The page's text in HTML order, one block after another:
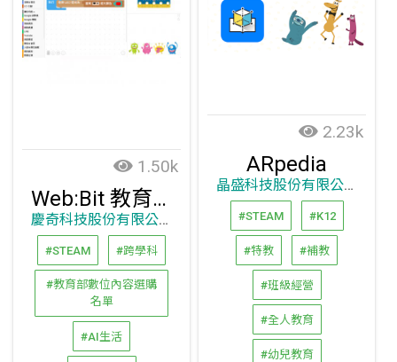
2.23k
ARpedia
晶盛科技股份有限公司
#STEAM #K12
#特教 #補教
#班級經營
#全人教育
#幼兒教育
1.50k
Web:Bit 教育版
慶奇科技股份有限公司
#STEAM #跨學科
#教育部數位內容選購
名單
#AI生活